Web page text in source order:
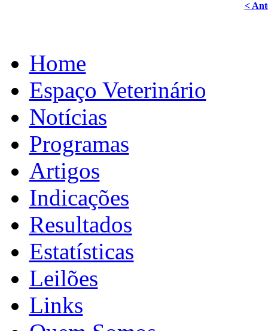
<
Home
Espaço Veterinário
Notícias
Programas
Artigos
Indicações
Resultados
Estatísticas
Leilões
Links